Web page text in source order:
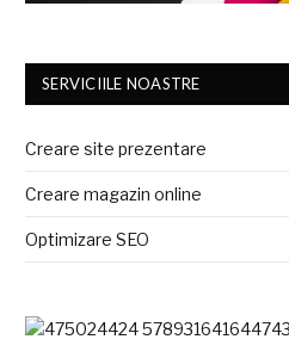
SERVICIILE NOASTRE
Creare site prezentare
Creare magazin online
Optimizare SEO